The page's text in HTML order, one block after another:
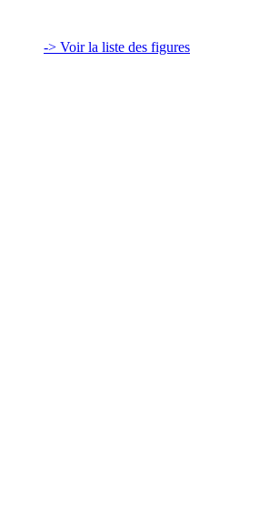
-> Voir la liste des figures